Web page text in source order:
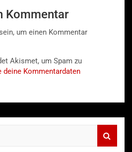
Kommentar
um einen Kommentar
Akismet, um Spam zu
deine Kommentardaten